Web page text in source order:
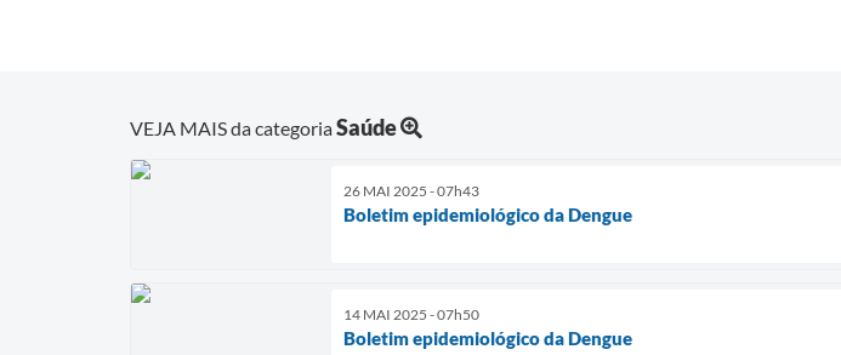
VEJA MAIS da categoriaSaúde
26 MAI 2025 - 07h43
Boletim epidemiológico da Dengue
14 MAI 2025 - 07h50
Boletim epidemiológico da Dengue